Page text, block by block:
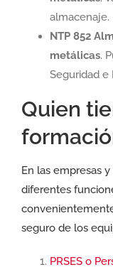
almacenaje.
NTP 852
metálicas.
Seguridad e
Quien
En las empresas
diferentes
seguro de los
PRSES o